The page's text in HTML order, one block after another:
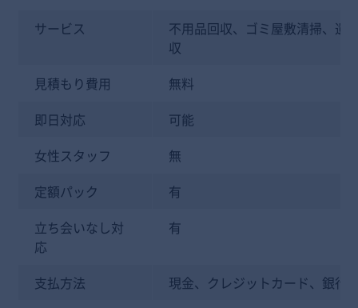
サービス
不用品回収、ゴミ屋敷清掃、遺
収
見積もり費用
無料
即日対応
可能
女性スタッフ
無
定額パック
有
立ち会いなし対
応
有
支払方法
現金、クレジットカード、銀行